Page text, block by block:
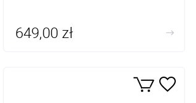
649,00 zł